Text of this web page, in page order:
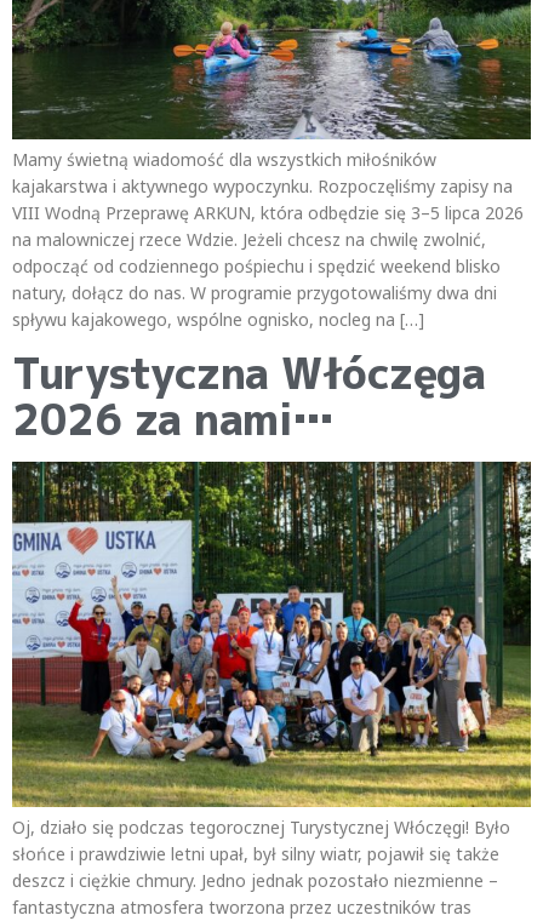
Mamy świetną wiadomość dla wszystkich miłośników
kajakarstwa i aktywnego wypoczynku. Rozpoczęliśmy zapisy na
VIII Wodną Przeprawę ARKUN, która odbędzie się 3–5 lipca 2026
na malowniczej rzece Wdzie. Jeżeli chcesz na chwilę zwolnić,
odpocząć od codziennego pośpiechu i spędzić weekend blisko
natury, dołącz do nas. W programie przygotowaliśmy dwa dni
spływu kajakowego, wspólne ognisko, nocleg na […]
Turystyczna Włóczęga
2026 za nami…
Oj, działo się podczas tegorocznej Turystycznej Włóczęgi! Było
słońce i prawdziwie letni upał, był silny wiatr, pojawił się także
deszcz i ciężkie chmury. Jedno jednak pozostało niezmienne –
fantastyczna atmosfera tworzona przez uczestników tras